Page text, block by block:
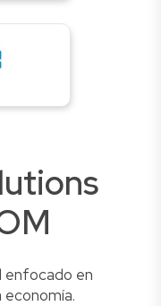
enfocado en